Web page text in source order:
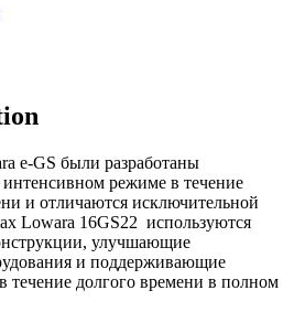
e-GS были разработаны
режиме в течение
и отличаются исключительной
Lowara 16GS22 используются
улучшающие
и поддерживающие
течение долгого времени в полном